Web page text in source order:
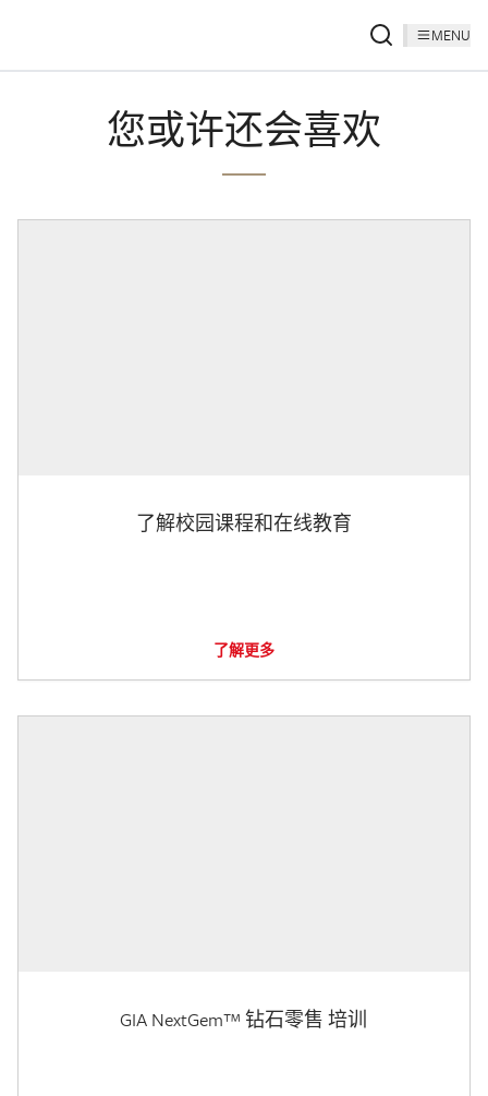
MENU
您或许还会喜欢
了解校园课程和在线教育
了解更多
GIA NextGem™ 钻石零售 培训